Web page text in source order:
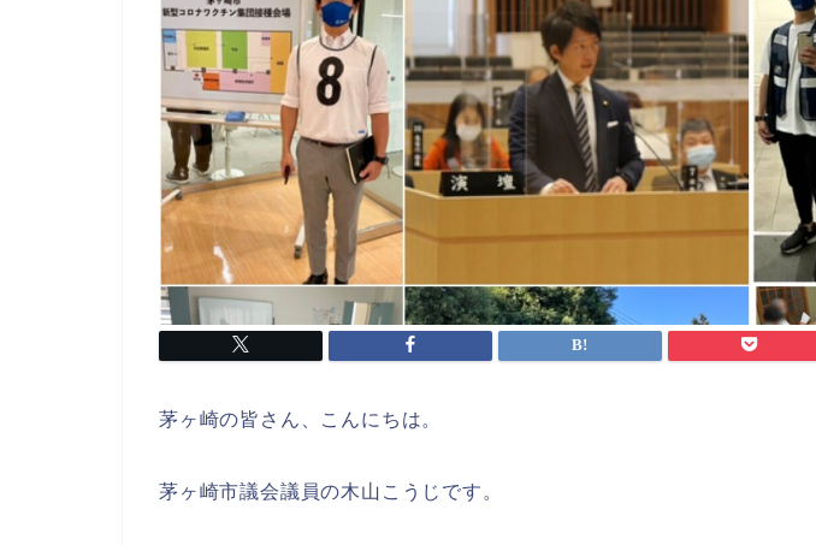
茅ヶ崎の皆さん、こんにちは。
茅ヶ崎市議会議員の木山こうじです。